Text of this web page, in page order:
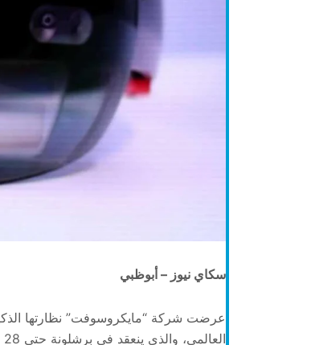
سكاي نيوز – أبوظبي
العالمي، والذي ينعقد في برشلونة حتى 28 فبراير.